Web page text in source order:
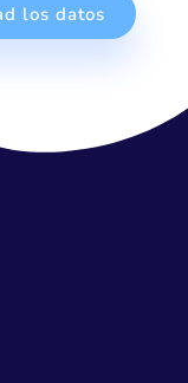
los datos